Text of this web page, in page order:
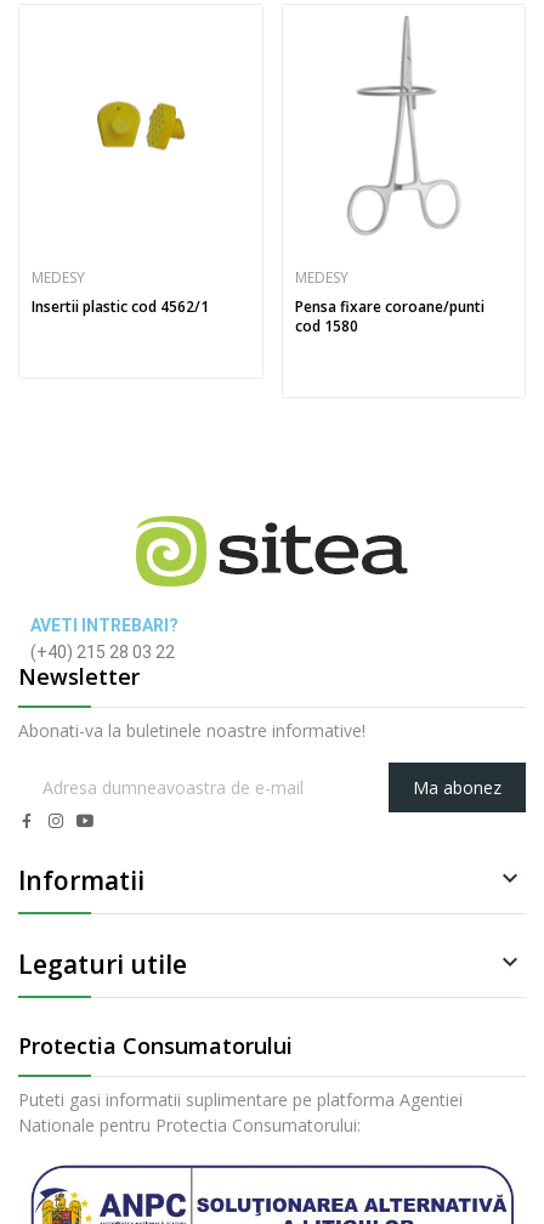
MEDESY
Insertii plastic cod 4562/1
MEDESY
Pensa fixare coroane/punti
cod 1580
AVETI INTREBARI?
(+40) 215 28 03 22
Newsletter
Abonati-va la buletinele noastre informative!
Ma abonez
Informatii 
Legaturi utile 
Protectia Consumatorului
Puteti gasi informatii suplimentare pe platforma Agentiei
Nationale pentru Protectia Consumatorului: